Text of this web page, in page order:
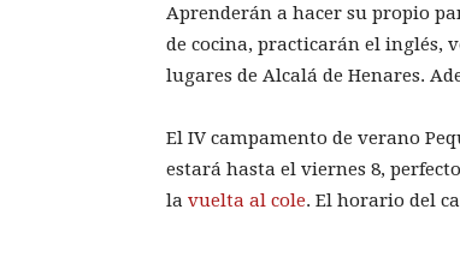
Aprenderán a hacer su propio
de cocina, practicarán el inglés,
lugares de Alcalá de Henares.
El IV campamento de verano
estará hasta el viernes 8,
la vuelta al cole. El horario del